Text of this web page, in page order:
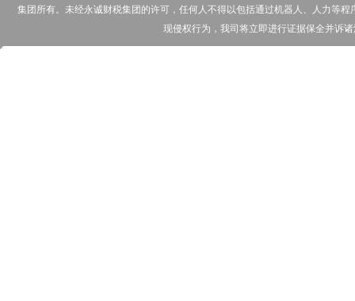
集团所有。未经永诚财税集团的许可，任何人不得以包括通过机器人、人力等
现侵权行为，我司将立即进行证据保全并诉